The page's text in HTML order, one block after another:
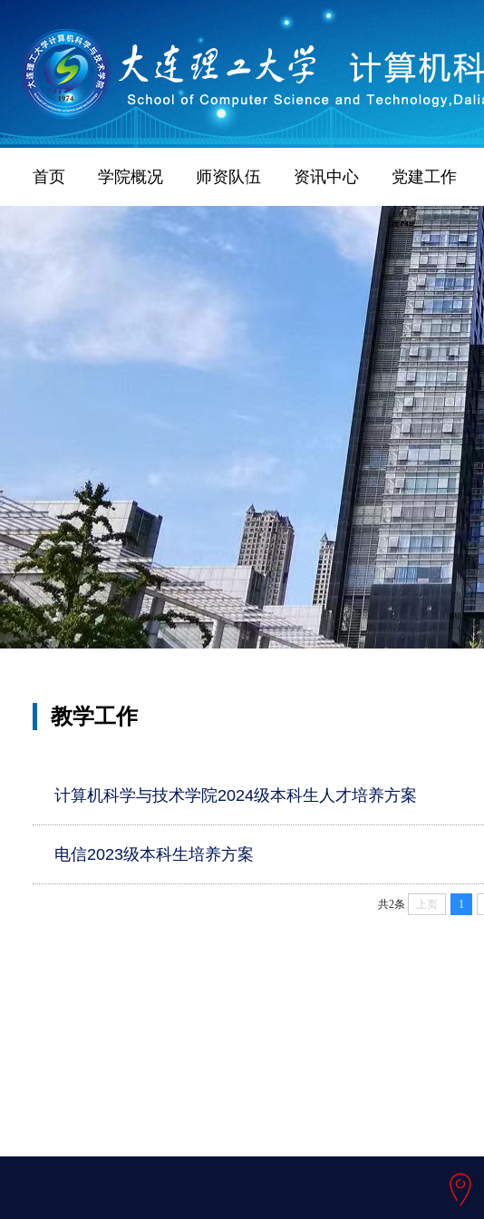
首页 学院概况 师资队伍 资讯中心 党建工作
教学工作
计算机科学与技术学院2024级本科生人才培养方案
电信2023级本科生培养方案
共2条 上页 1